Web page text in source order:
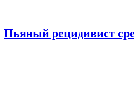
Пьяный рецидивист